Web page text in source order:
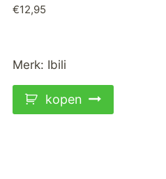
€12,95
Merk: Ibili
kopen